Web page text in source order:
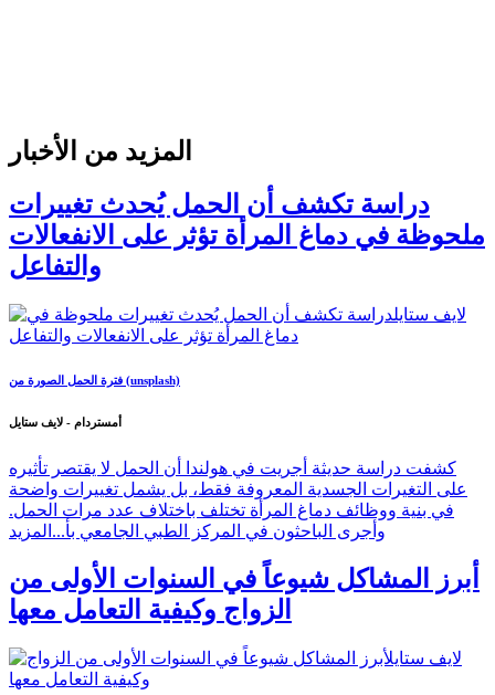
المزيد من الأخبار
دراسة تكشف أن الحمل يُحدث تغييرات
ملحوظة في دماغ المرأة تؤثر على الانفعالات
والتفاعل
فترة الحمل الصورة من (unsplash)
أمستردام - لايف ستايل
كشفت دراسة حديثة أجريت في هولندا أن الحمل لا يقتصر تأثيره
على التغيرات الجسدية المعروفة فقط، بل يشمل تغييرات واضحة
في بنية ووظائف دماغ المرأة تختلف باختلاف عدد مرات الحمل.
وأجرى الباحثون في المركز الطبي الجامعي بأ... المزيد
أبرز المشاكل شيوعاً في السنوات الأولى من
الزواج وكيفية التعامل معها